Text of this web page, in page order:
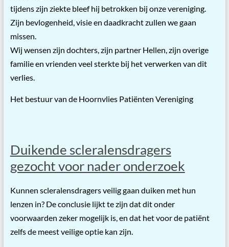
tijdens zijn ziekte bleef hij betrokken bij onze vereniging.
Zijn bevlogenheid, visie en daadkracht zullen we gaan
missen.
Wij wensen zijn dochters, zijn partner Hellen, zijn overige
familie en vrienden veel sterkte bij het verwerken van dit
verlies.
Het bestuur van de Hoornvlies Patiënten Vereniging
Duikende scleralensdragers
gezocht voor nader onderzoek
Kunnen scleralensdragers veilig gaan duiken met hun
lenzen in? De conclusie lijkt te zijn dat dit onder
voorwaarden zeker mogelijk is, en dat het voor de patiënt
zelfs de meest veilige optie kan zijn.